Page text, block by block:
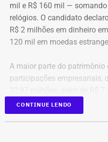
mil e R$ 160 mil —
relógios. O candidato
R$ 2 milhões em dinheiro
120 mil em moedas
A maior parte do patrimônio
participações empresariais,
“valores de diversos
relação imóveis, incluindo
CONTINUE LENDO